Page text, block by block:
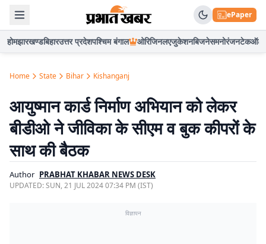
ePaper
होमझारखण्डबिहारउत्तर प्रदेशपश्चिम बंगाल ओरिजिनलएजुकेशनबिजनेसमनोरंजनटेकऑटो
Home State Bihar Kishanganj
आयुष्मान कार्ड निर्माण अभियान को लेकर
बीडीओ ने जीविका के सीएम व बुक कीपरों के
साथ की बैठक
Author PRABHAT KHABAR NEWS DESK
UPDATED:SUN, 21 JUL 2024 07:34 PM (IST)
विज्ञापन